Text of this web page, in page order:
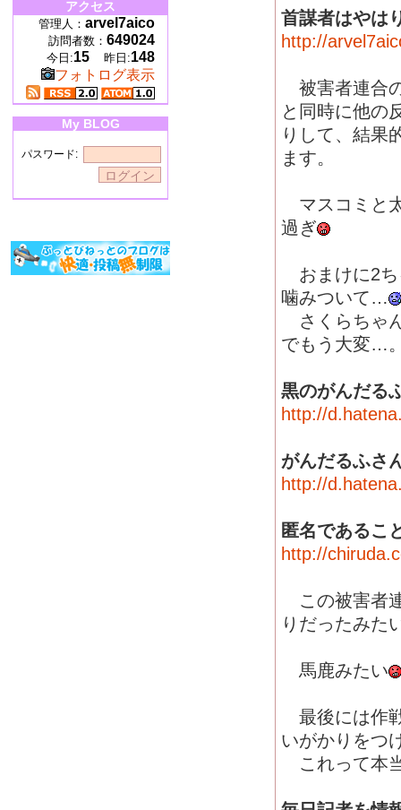
アクセス
管理人： arvel7aico
訪問者数： 649024
今日:15 昨日:148
フォトログ表示
My BLOG
パスワード:
首謀者はやは
http://
被害者連合
と同時に他の
りして、結果
ます。
マスコミと
過ぎ
おまけに2ち
噛みついて…
さくらちゃ
でもう大変…
黒のがんだる
http://
がんだるふさ
http://
匿名であるこ
http://
この被害者
りだったみた
馬鹿みたい
最後には作
いがかりをつ
これって本